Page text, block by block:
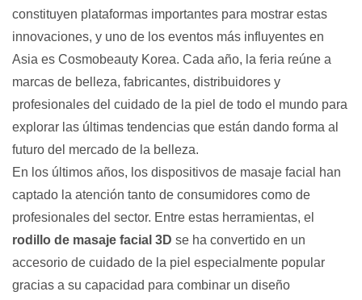
constituyen plataformas importantes para mostrar estas
innovaciones, y uno de los eventos más influyentes en
Asia es Cosmobeauty Korea. Cada año, la feria reúne a
marcas de belleza, fabricantes, distribuidores y
profesionales del cuidado de la piel de todo el mundo para
explorar las últimas tendencias que están dando forma al
futuro del mercado de la belleza.
En los últimos años, los dispositivos de masaje facial han
captado la atención tanto de consumidores como de
profesionales del sector. Entre estas herramientas, el
rodillo de masaje facial 3D se ha convertido en un
accesorio de cuidado de la piel especialmente popular
gracias a su capacidad para combinar un diseño